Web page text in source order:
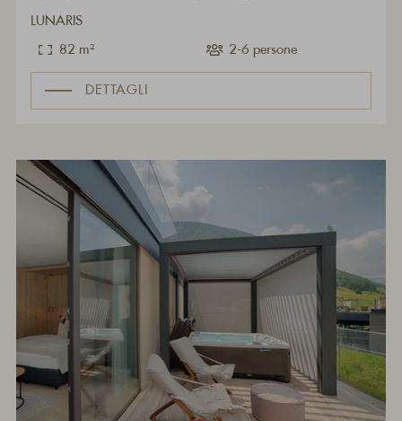
LUNARIS
82 m² 2-6 persone
DETTAGLI